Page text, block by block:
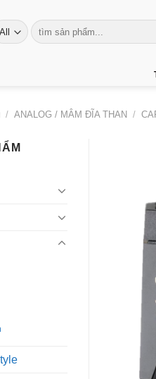
Tìm
kiếm:
/ ANALOG / MÂM ĐĨA THAN /